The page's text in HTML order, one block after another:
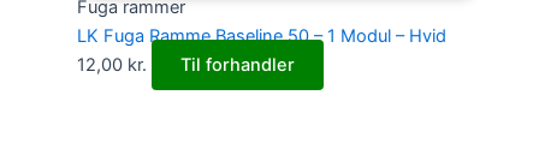
Fuga rammer
LK Fuga Ramme Baseline 50 – 1 Modul – Hvid
12,00 kr. Til forhandler